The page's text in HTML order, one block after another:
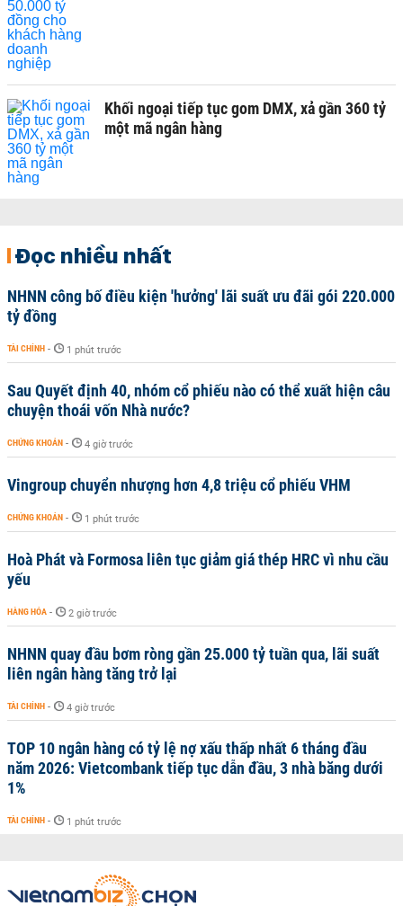
Khối ngoại tiếp tục gom DMX, xả gần 360 tỷ
một mã ngân hàng
Đọc nhiều nhất
NHNN công bố điều kiện 'hưởng' lãi suất ưu đãi gói 220.000
tỷ đồng
TÀI CHÍNH - 1 phút trước
Sau Quyết định 40, nhóm cổ phiếu nào có thể xuất hiện câu
chuyện thoái vốn Nhà nước?
CHỨNG KHOÁN - 4 giờ trước
Vingroup chuyển nhượng hơn 4,8 triệu cổ phiếu VHM
CHỨNG KHOÁN - 1 phút trước
Hoà Phát và Formosa liên tục giảm giá thép HRC vì nhu cầu
yếu
HÀNG HÓA - 2 giờ trước
NHNN quay đầu bơm ròng gần 25.000 tỷ tuần qua, lãi suất
liên ngân hàng tăng trở lại
TÀI CHÍNH - 4 giờ trước
TOP 10 ngân hàng có tỷ lệ nợ xấu thấp nhất 6 tháng đầu
năm 2026: Vietcombank tiếp tục dẫn đầu, 3 nhà băng dưới
1%
TÀI CHÍNH - 1 phút trước